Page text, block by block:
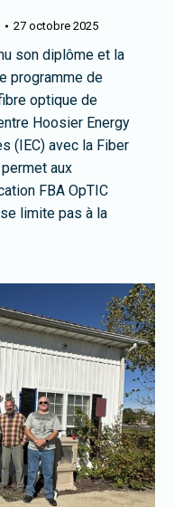
27 octobre 2025
son diplôme et la
programme de
optique de
Hoosier Energy
(IEC) avec la Fiber
aux
FBA OpTIC
limite pas à la